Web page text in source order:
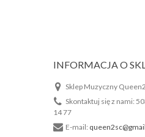
INFORMACJA O
Sklep Muzyczny Queen2
Skontaktuj się z nami:
14 77
E-mail: